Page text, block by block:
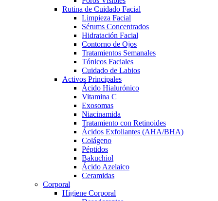
Rutina de Cuidado Facial
Limpieza Facial
Sérums Concentrados
Hidratación Facial
Contorno de Ojos
Tratamientos Semanales
Tónicos Faciales
Cuidado de Labios
Activos Principales
Ácido Hialurónico
Vitamina C
Exosomas
Niacinamida
Tratamiento con Retinoides
Ácidos Exfoliantes (AHA/BHA)
Colágeno
Péptidos
Bakuchiol
Ácido Azelaico
Ceramidas
Corporal
Higiene Corporal